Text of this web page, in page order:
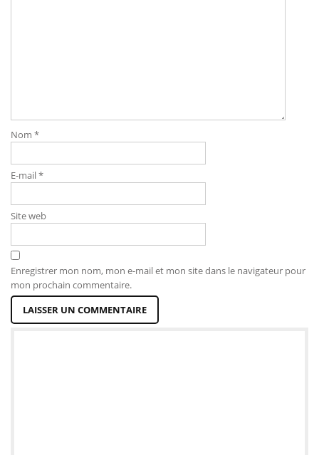
Nom *
E-mail*
Site web
Enregistrer mon nom, mon e-mail et mon site dans le navigateur pour
mon prochain commentaire.